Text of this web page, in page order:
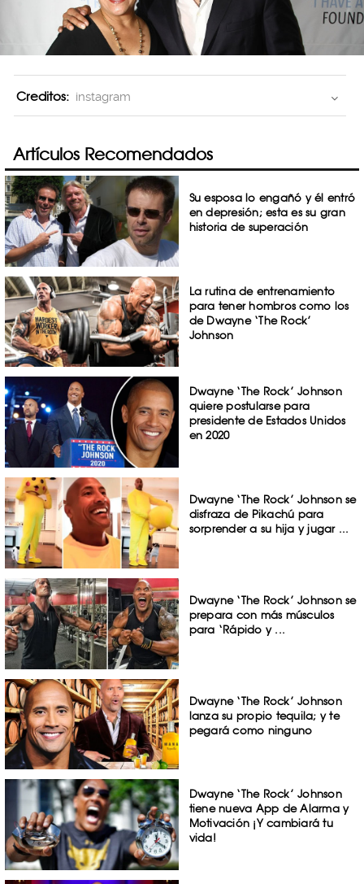
Creditos: instagram
Artículos Recomendados
Su esposa lo engañó y él entró
en depresión; esta es su gran
historia de superación
La rutina de entrenamiento
para tener hombros como los
de Dwayne ‘The Rock’
Johnson
Dwayne ‘The Rock’ Johnson
quiere postularse para
presidente de Estados Unidos
en 2020
Dwayne ‘The Rock’ Johnson se
disfraza de Pikachú para
sorprender a su hija y jugar ...
Dwayne ‘The Rock’ Johnson se
prepara con más músculos
para ‘Rápido y ...
Dwayne ‘The Rock’ Johnson
lanza su propio tequila; y te
pegará como ninguno
Dwayne ‘The Rock’ Johnson
tiene nueva App de Alarma y
Motivación ¡Y cambiará tu
vida!